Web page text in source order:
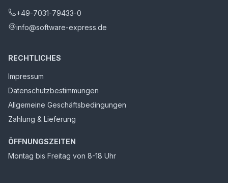
+49-7031-79433-0
info@software-express.de
RECHTLICHES
Impressum
Datenschutzbestimmungen
Allgemeine Geschäftsbedingungen
Zahlung & Lieferung
ÖFFNUNGSZEITEN
Montag bis Freitag von 8-18 Uhr